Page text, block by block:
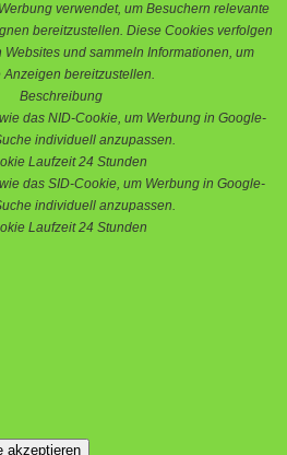
verwendet, um Besuchern relevante
bereitzustellen. Diese Cookies verfolgen
und sammeln Informationen, um
Anzeigen bereitzustellen.
Beschreibung
das NID-Cookie, um Werbung in Google-
individuell anzupassen.
Laufzeit 24 Stunden
das SID-Cookie, um Werbung in Google-
individuell anzupassen.
Laufzeit 24 Stunden
akzeptieren